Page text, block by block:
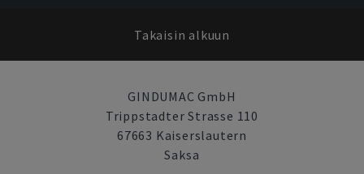
Takaisin alkuun
GINDUMAC GmbH
Trippstadter Strasse 110
67663 Kaiserslautern
Saksa